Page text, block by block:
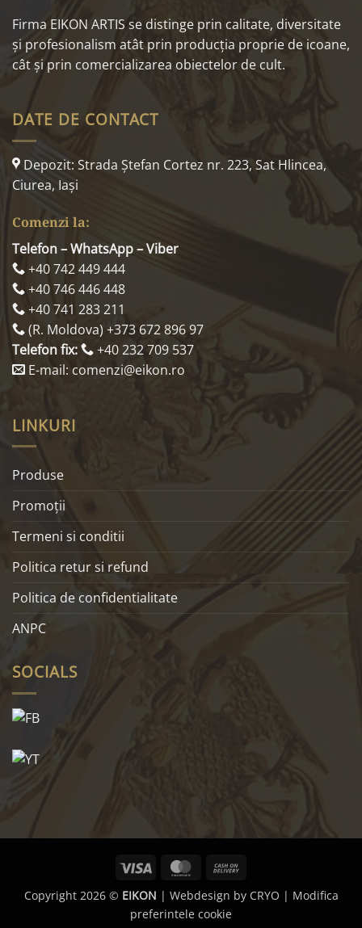
Firma EIKON ARTIS se distinge prin calitate, diversitate
și profesionalism atât prin producția proprie de icoane,
cât și prin comercializarea obiectelor de cult.
DATE DE CONTACT
Depozit: Strada Ştefan Cortez nr. 223, Sat Hlincea,
Ciurea, Iaşi
Comenzi la:
Telefon – WhatsApp – Viber
+40 742 449 444
+40 746 446 448
+40 741 283 211
(R. Moldova) +373 672 896 97
Telefon fix:
+40 232 709 537
E-mail: comenzi@eikon.ro
LINKURI
Produse
Promoţii
Termeni si conditii
Politica retur si refund
Politica de confidentialitate
ANPC
SOCIALS
Visa MasterCard
Delivery
Copyright 2026 © EIKON | Webdesign by CRYO | Modifica
preferintele cookie